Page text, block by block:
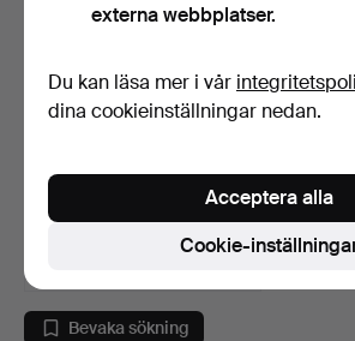
17/1800-tal.
8 dagar
Bevaka sökning
externa webbplatser.
Du kan läsa mer i vår
dina cookieinställningar nedan.
Cookie-
Acceptera alla